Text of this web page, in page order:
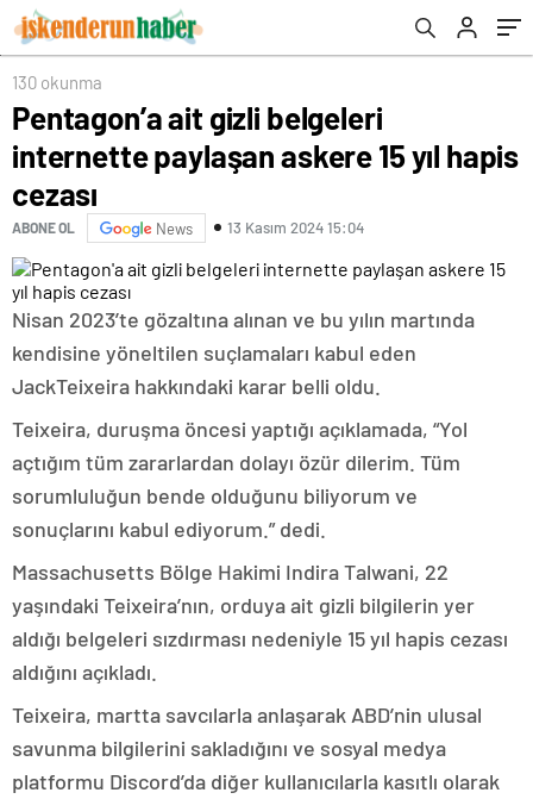
130 okunma
Pentagon’a ait gizli belgeleri
internette paylaşan askere 15 yıl hapis
cezası
ABONE OL News 13 Kasım 2024 15:04
Nisan 2023’te gözaltına alınan ve bu yılın martında
kendisine yöneltilen suçlamaları kabul eden
JackTeixeira hakkındaki karar belli oldu.
Teixeira, duruşma öncesi yaptığı açıklamada, “Yol
açtığım tüm zararlardan dolayı özür dilerim. Tüm
sorumluluğun bende olduğunu biliyorum ve
sonuçlarını kabul ediyorum.” dedi.
Massachusetts Bölge Hakimi Indira Talwani, 22
yaşındaki Teixeira’nın, orduya ait gizli bilgilerin yer
aldığı belgeleri sızdırması nedeniyle 15 yıl hapis cezası
aldığını açıkladı.
Teixeira, martta savcılarla anlaşarak ABD’nin ulusal
savunma bilgilerini sakladığını ve sosyal medya
platformu Discord’da diğer kullanıcılarla kasıtlı olarak